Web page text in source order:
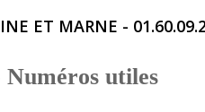
ET MARNE -
Numéros utiles